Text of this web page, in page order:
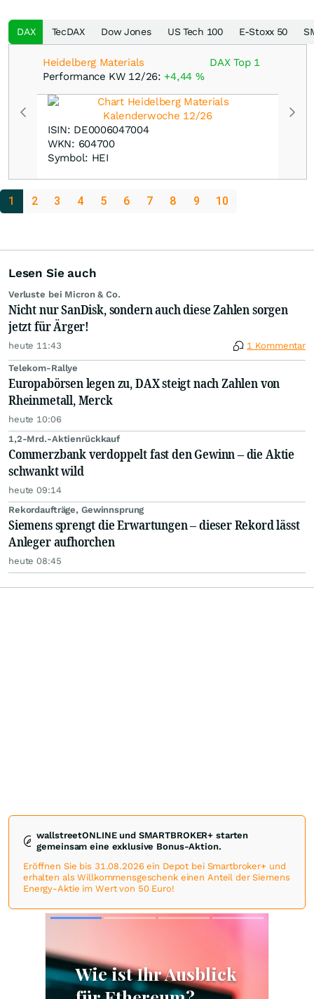
DAX TecDAX Dow Jones US Tech 100 E-Stoxx 50
Heidelberg Materials
Performance KW 12/26: +4,44 %
DAX Top 1
ISIN: DE0006047004
WKN: 604700
Symbol: HEI
1 2 3 4 5 6 7 8 9 10
Lesen Sie auch
Verluste bei Micron & Co.
Nicht nur SanDisk, sondern auch diese Zahlen sorgen
jetzt für Ärger!
heute 11:43 1 Kommentar
Telekom-Rallye
Europabörsen legen zu, DAX steigt nach Zahlen von
Rheinmetall, Merck
heute 10:06
1,2-Mrd.-Aktienrückkauf
Commerzbank verdoppelt fast den Gewinn – die Aktie
schwankt wild
heute 09:14
Rekordaufträge, Gewinnsprung
Siemens sprengt die Erwartungen – dieser Rekord lässt
Anleger aufhorchen
heute 08:45
wallstreetONLINE und SMARTBROKER+ starten
gemeinsam eine exklusive Bonus-Aktion.
Eröffnen Sie bis 31.08.2026 ein Depot bei Smartbroker+ und
erhalten als Willkommensgeschenk einen Anteil der Siemens
Energy-Aktie im Wert von 50 Euro!